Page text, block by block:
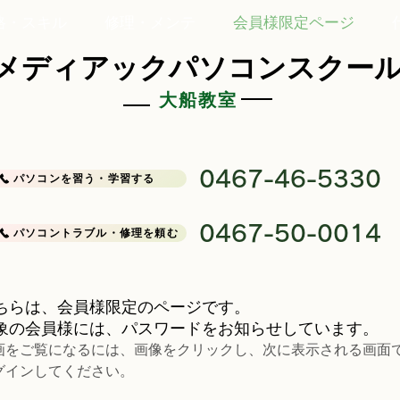
会員様限定ページ
ディアックパソコンスクー
大船教室
パソコンを習う・学習する 0467-46-5330
パソコントラブル・修理を頼む 0467-50-0014
らは、会員様限定のページです。
の会員様には、パスワードをお知らせしています。
をご覧になるには、画像をクリックし、次に表示される画面
インしてください。